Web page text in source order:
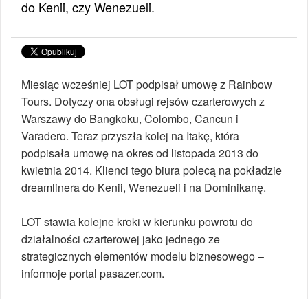
do Kenii, czy Wenezueli.
Miesiąc wcześniej LOT podpisał umowę z Rainbow
Tours. Dotyczy ona obsługi rejsów czarterowych z
Warszawy do Bangkoku, Colombo, Cancun i
Varadero. Teraz przyszła kolej na Itakę, która
podpisała umowę na okres od listopada 2013 do
kwietnia 2014. Klienci tego biura polecą na pokładzie
dreamlinera do Kenii, Wenezueli i na Dominikanę.
LOT stawia kolejne kroki w kierunku powrotu do
działalności czarterowej jako jednego ze
strategicznych elementów modelu biznesowego –
informoje portal pasazer.com.